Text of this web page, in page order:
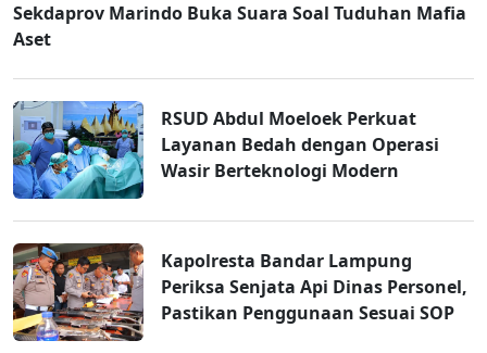
Sekdaprov Marindo Buka Suara Soal Tuduhan Mafia
Aset
RSUD Abdul Moeloek Perkuat
Layanan Bedah dengan Operasi
Wasir Berteknologi Modern
Kapolresta Bandar Lampung
Periksa Senjata Api Dinas Personel,
Pastikan Penggunaan Sesuai SOP